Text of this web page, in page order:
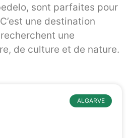
sont parfaites pour
une destination
une
de culture et de nature.
ALGARVE